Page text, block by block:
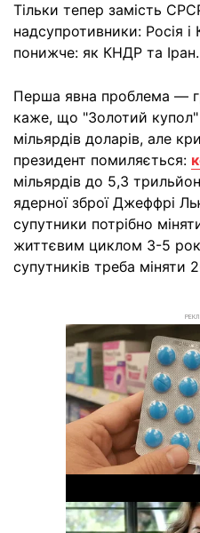
Тільки тепер замість
надсупротивники: Росія і
понижче: як КНДР та Іран.
Перша явна проблема —
каже, що "Золотий купол"
мільярдів доларів, але
президент помиляється:
мільярдів до 5,3
ядерної зброї Джеффрі
супутники потрібно
життєвим циклом 3-5
супутників треба міняти